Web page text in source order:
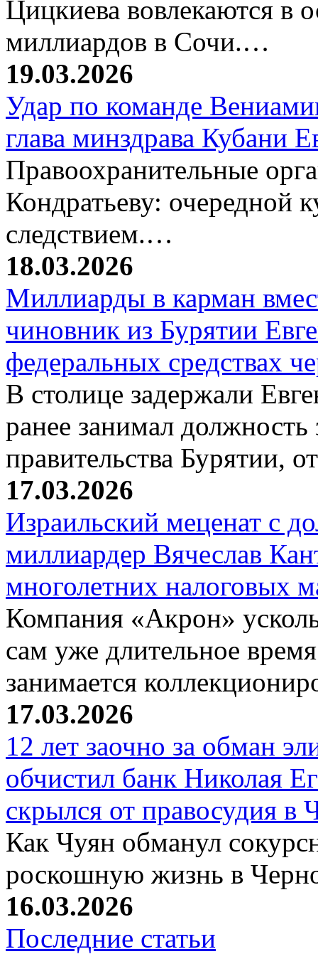
Цицкиева вовлекаются в
миллиардов в Сочи.…
19.03.2026
Удар по команде
глава минздрава Кубани
Правоохранительные
Кондратьеву: очередной
следствием.…
18.03.2026
Миллиарды в карман
чиновник из Бурятии
федеральных средствах
В столице задержали
ранее занимал должность
правительства Бурятии,
17.03.2026
Израильский меценат с
миллиардер Вячеслав
многолетних налоговых
Компания «Акрон»
сам уже длительное
занимается
17.03.2026
12 лет заочно за обман
обчистил банк Николая
скрылся от правосудия в
Как Чуян обманул
роскошную жизнь в
16.03.2026
Последние статьи